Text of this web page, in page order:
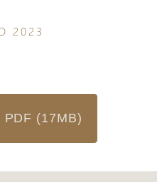
2023
PDF (17MB)